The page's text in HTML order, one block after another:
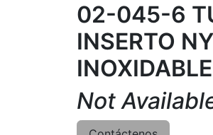
02-045-6
INSERTO
Not